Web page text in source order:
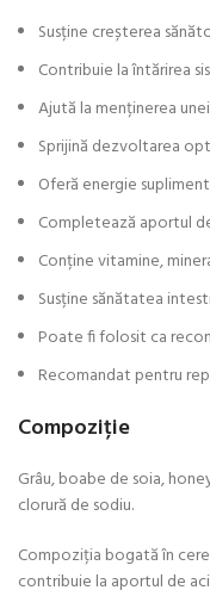
Susține creșterea
Contribuie la întărirea
Ajută la menținerea
Sprijină dezvoltarea
Oferă energie
Completează aportul
Conține vitamine,
Susține sănătatea
Poate fi folosit ca
Recomandat pentru
Compoziție
Grâu, boabe de soia,
clorură de sodiu.
Compoziția bogată în
contribuie la aportul de